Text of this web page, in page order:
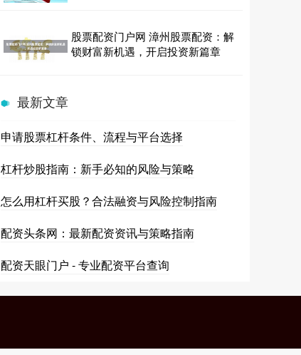
股票配资门户网 漳州股票配资：解
锁财富新机遇，开启投资新篇章
最新文章
申请股票杠杆条件、流程与平台选择
杠杆炒股指南：新手必知的风险与策略
怎么用杠杆买股？合法融资与风险控制指南
配资头条网：最新配资资讯与策略指南
配资天眼门户 - 专业配资平台查询